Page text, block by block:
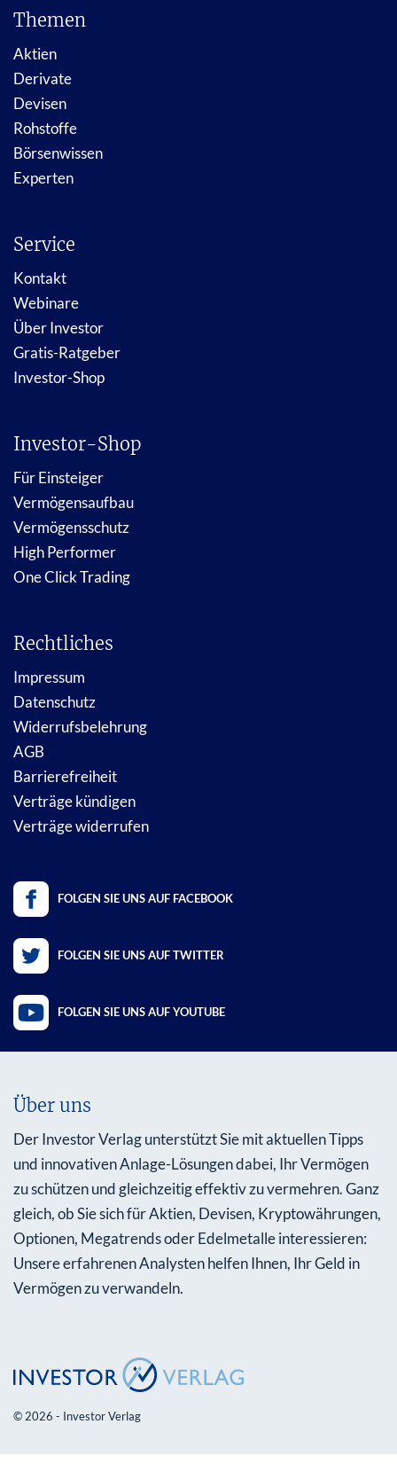
Themen
Aktien
Derivate
Devisen
Rohstoffe
Börsenwissen
Experten
Service
Kontakt
Webinare
Über Investor
Gratis-Ratgeber
Investor-Shop
Investor-Shop
Für Einsteiger
Vermögensaufbau
Vermögensschutz
High Performer
One Click Trading
Rechtliches
Impressum
Datenschutz
Widerrufsbelehrung
AGB
Barrierefreiheit
Verträge kündigen
Verträge widerrufen
FOLGEN SIE UNS AUF FACEBOOK
FOLGEN SIE UNS AUF TWITTER
FOLGEN SIE UNS AUF YOUTUBE
Über uns
Der Investor Verlag unterstützt Sie mit aktuellen Tipps
und innovativen Anlage-Lösungen dabei, Ihr Vermögen
zu schützen und gleichzeitig effektiv zu vermehren. Ganz
gleich, ob Sie sich für Aktien, Devisen, Kryptowährungen,
Optionen, Megatrends oder Edelmetalle interessieren:
Unsere erfahrenen Analysten helfen Ihnen, Ihr Geld in
Vermögen zu verwandeln.
© 2026 - Investor Verlag